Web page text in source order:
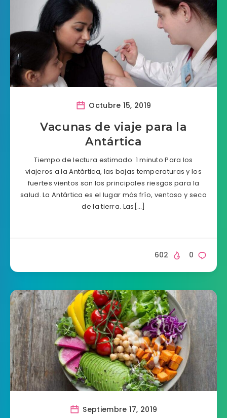
Octubre 15, 2019
Vacunas de viaje para la
Antártica
Tiempo de lectura estimado: 1 minuto Para los
viajeros a la Antártica, las bajas temperaturas y los
fuertes vientos son los principales riesgos para la
salud. La Antártica es el lugar más frío, ventoso y seco
de la tierra. Las[…]
0
602
Septiembre 17, 2019